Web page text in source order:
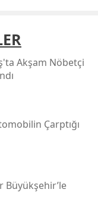
Akşam Nöbetçi
Çarptığı
Büyükşehir’le